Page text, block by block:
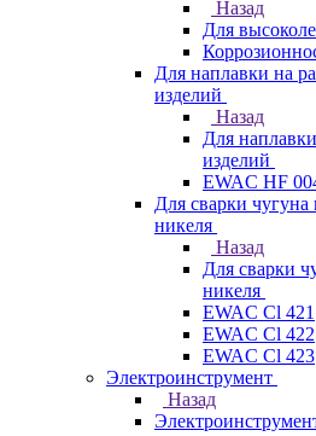
Назад
Для
Для наплавки на
изделий
Назад
Для
изделий
EWAC HF
Для сварки чугуна
никеля
Назад
Для сварки
никеля
EWAC Cl 421
EWAC Cl 422
EWAC Cl 423
Электроинструмент
Назад